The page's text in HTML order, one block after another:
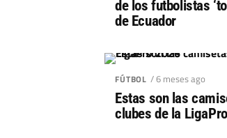
de los futbolistas
de Ecuador
FÚTBOL / 6 meses ago
Estas son las
clubes de la